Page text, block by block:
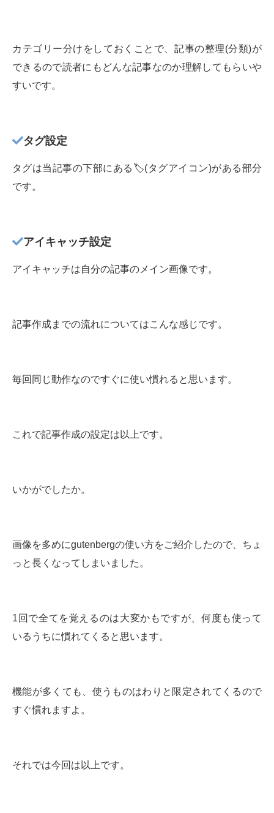
カテゴリー分けをしておくことで、記事の整理(分類)が
できるので読者にもどんな記事なのか理解してもらいや
すいです。
タグ設定
タグは当記事の下部にある🏷(タグアイコン)がある部分
です。
アイキャッチ設定
アイキャッチは自分の記事のメイン画像です。
記事作成までの流れについてはこんな感じです。
毎回同じ動作なのですぐに使い慣れると思います。
これで記事作成の設定は以上です。
いかがでしたか。
画像を多めにgutenbergの使い方をご紹介したので、ちょ
っと長くなってしまいました。
1回で全てを覚えるのは大変かもですが、何度も使って
いるうちに慣れてくると思います。
機能が多くても、使うものはわりと限定されてくるので
すぐ慣れますよ。
それでは今回は以上です。